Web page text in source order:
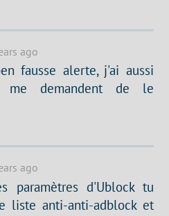
ago
fausse alerte, j'ai aussi
demandent de le
ago
paramètres d'Ublock tu
liste anti-anti-adblock et